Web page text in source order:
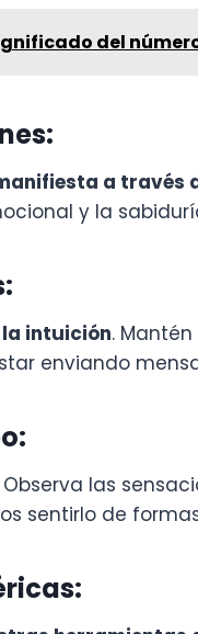
del
a través
y la
la intuición.
enviando
Observa las
sentirlo de